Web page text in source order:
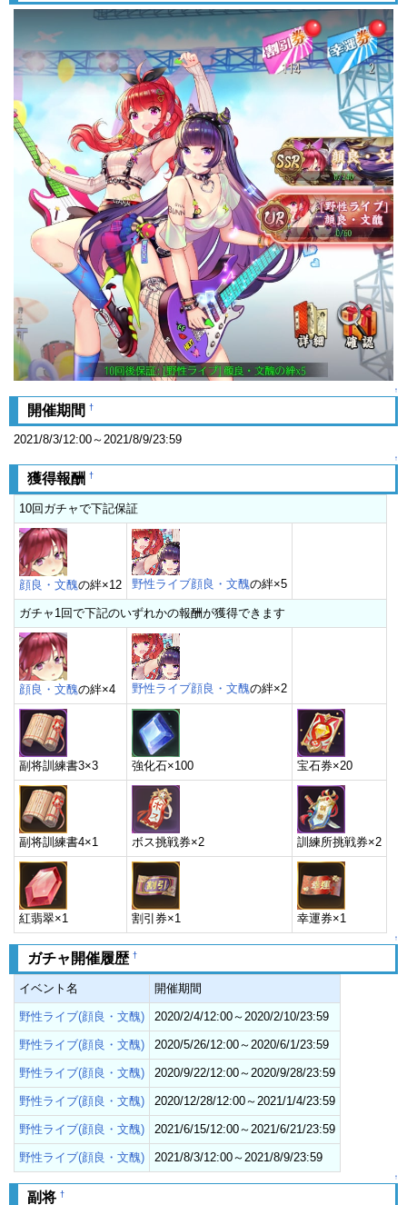
↑
開催期間 †
2021/8/3/12:00～2021/8/9/23:59
↑
獲得報酬 †
10回ガチャで下記保証
顔良・文醜の絆×12 野性ライブ顔良・文醜の絆×5
ガチャ1回で下記のいずれかの報酬が獲得できます
顔良・文醜の絆×4 野性ライブ顔良・文醜の絆×2
副将訓練書3×3 強化石×100 宝石券×20
副将訓練書4×1 ボス挑戦券×2 訓練所挑戦券×2
紅翡翠×1 割引券×1 幸運券×1
↑
ガチャ開催履歴 †
イベント名 開催期間
野性ライブ(顔良・文醜) 2020/2/4/12:00～2020/2/10/23:59
野性ライブ(顔良・文醜) 2020/5/26/12:00～2020/6/1/23:59
野性ライブ(顔良・文醜) 2020/9/22/12:00～2020/9/28/23:59
野性ライブ(顔良・文醜) 2020/12/28/12:00～2021/1/4/23:59
野性ライブ(顔良・文醜) 2021/6/15/12:00～2021/6/21/23:59
野性ライブ(顔良・文醜) 2021/8/3/12:00～2021/8/9/23:59
↑
副将 †